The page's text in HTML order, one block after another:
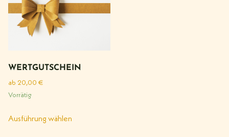
WERTGUTSCHEIN
ab 20,00 €
Vorrätig
Ausführung wählen